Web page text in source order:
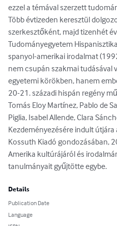
ezzel a témával szerzett
Több évtizeden keresztül
szerkesztőként, majd tizenhét
Tudományegyetem
spanyol-amerikai irodalmat
nem csupán szakmai tudásával
egyetemi körökben, hanem
20-21. századi hispán regény
Tomás Eloy Martínez, Pablo de
Piglia, Isabel Allende, Clara
Kezdeményezésére indult útjára
Kossuth Kiadó gondozásában,
Amerika kultúrájáról és
tanulmányait gyűjtötte egybe.
Details
Publication Date
Language